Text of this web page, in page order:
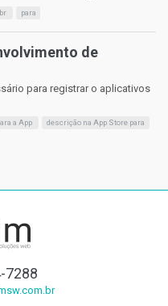
para
de
para registrar o aplicativos
a App descrição na App Store para
7288